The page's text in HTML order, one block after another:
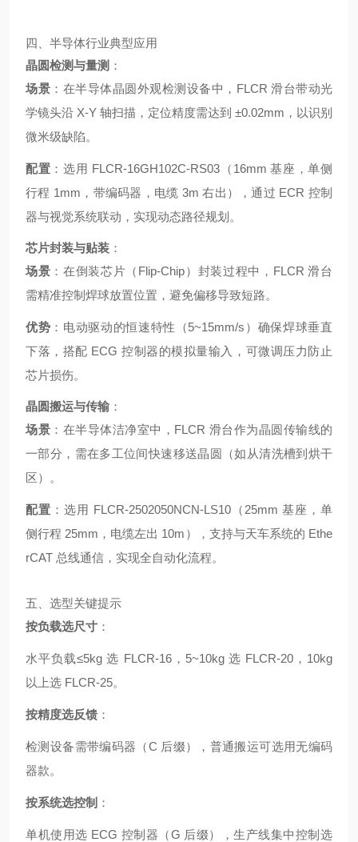
四、半导体行业典型应用
晶圆检测与量测 ：
场景 ：在半导体晶圆外观检测设备中，FLCR 滑台带动光
学镜头沿 X-Y 轴扫描，定位精度需达到 ±0.02mm，以识别
微米级缺陷。
配置 ：选用 FLCR-16GH102C-RS03（16mm 基座，单侧
行程 1mm，带编码器，电缆 3m 右出），通过 ECR 控制
器与视觉系统联动，实现动态路径规划。
芯片封装与贴装 ：
场景 ：在倒装芯片（Flip-Chip）封装过程中，FLCR 滑台
需精准控制焊球放置位置，避免偏移导致短路。
优势 ：电动驱动的恒速特性（5~15mm/s）确保焊球垂直
下落，搭配 ECG 控制器的模拟量输入，可微调压力防止
芯片损伤。
晶圆搬运与传输 ：
场景 ：在半导体洁净室中，FLCR 滑台作为晶圆传输线的
一部分，需在多工位间快速移送晶圆（如从清洗槽到烘干
区）。
配置 ：选用 FLCR-2502050NCN-LS10（25mm 基座，单
侧行程 25mm，电缆左出 10m），支持与天车系统的 Ethe
rCAT 总线通信，实现全自动化流程。
五、选型关键提示
按负载选尺寸 ：
水平负载≤5kg 选 FLCR-16，5~10kg 选 FLCR-20，10kg
以上选 FLCR-25。
按精度选反馈 ：
检测设备需带编码器（C 后缀），普通搬运可选用无编码
器款。
按系统选控制 ：
单机使用选 ECG 控制器（G 后缀），生产线集中控制选